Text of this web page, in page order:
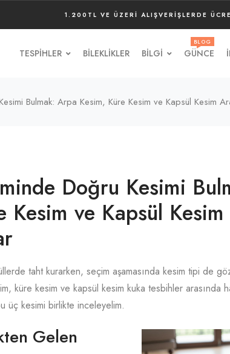
1.200TL VE ÜZERI ALIŞVERIŞLERDE
TESPIHLER BILEKLIKLER BILGI GÜNCE
BLOG
Bulmak: Arpa Kesim, Küre Kesim ve Kapsül Kesim
Doğru Kesimi
ve Kapsül Kesim
taht kurarken, seçim aşamasında kesim tipi de
küre kesim ve kapsül kesim kuka tesbihler arasında
üç kesimi birlikte inceleyelim.
Gelen